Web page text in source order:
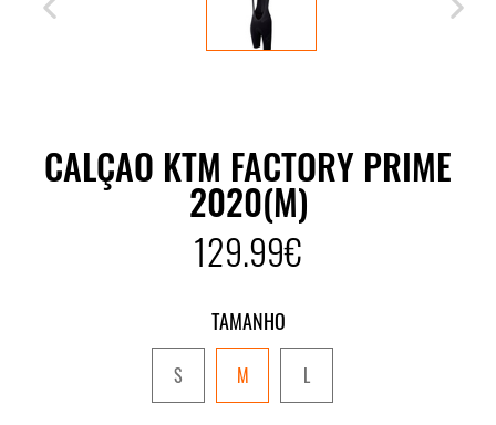
CALÇAO KTM FACTORY PRIME
2020(M)
129.99€
TAMANHO
S M L